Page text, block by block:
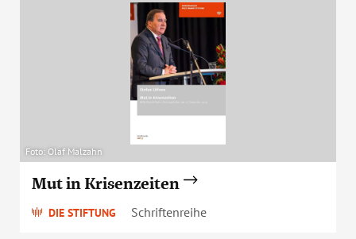
Foto: Olaf Malzahn
Mut in Krisenzeiten
DIE STIFTUNG Schriftenreihe